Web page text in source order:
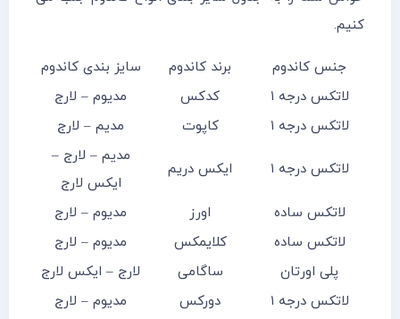
کنیم.
جنس کاندوم برند کاندوم
سایز بندی کاندوم
لاتکس درجه ۱
کدکس
مدیوم – لارج
لاتکس درجه ۱
کاپوت مدیم – لارج
لاتکس درجه ۱ ایکس دریم
مدیم – لارج –
ایکس لارج
لاتکس ساده
اورز
مدیوم – لارج
لاتکس ساده
کلایمکس
مدیوم – لارج
پلی اورتان
ساگامی
لارج – ایکس لارج
لاتکس درجه ۱
دورکس مدیوم – لارج